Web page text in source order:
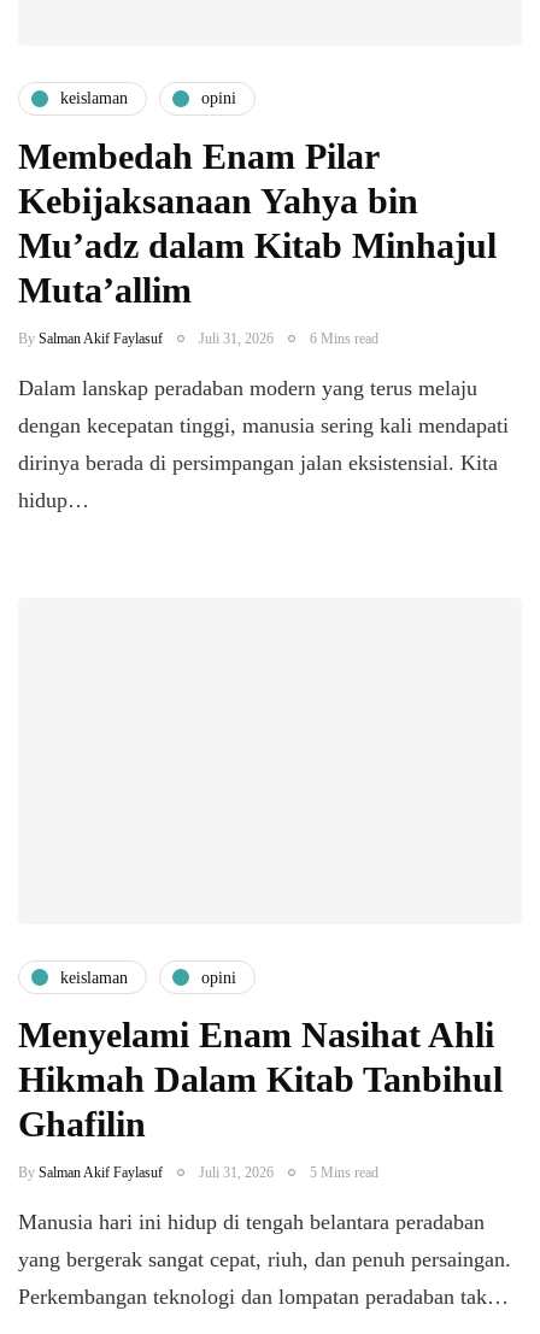
keislaman opini
Membedah Enam Pilar
Kebijaksanaan Yahya bin
Mu’adz dalam Kitab Minhajul
Muta’allim
By Salman Akif Faylasuf Juli 31, 2026 6 Mins read
Dalam lanskap peradaban modern yang terus melaju
dengan kecepatan tinggi, manusia sering kali mendapati
dirinya berada di persimpangan jalan eksistensial. Kita
hidup…
keislaman opini
Menyelami Enam Nasihat Ahli
Hikmah Dalam Kitab Tanbihul
Ghafilin
By Salman Akif Faylasuf Juli 31, 2026 5 Mins read
Manusia hari ini hidup di tengah belantara peradaban
yang bergerak sangat cepat, riuh, dan penuh persaingan.
Perkembangan teknologi dan lompatan peradaban tak…